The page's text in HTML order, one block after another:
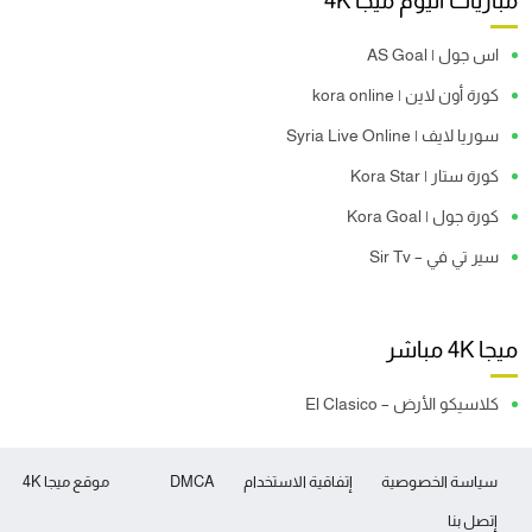
اس جول | AS Goal
كورة أون لاين | kora online
سوريا لايف | Syria Live Online
كورة ستار | Kora Star
كورة جول | Kora Goal
سير تي في – Sir Tv
ميجا 4K مباشر
كلاسيكو الأرض – El Clasico
موقع ميجا 4K سياسة الخصوصية إتفاقية الاستخدام DMCA
إتصل بنا